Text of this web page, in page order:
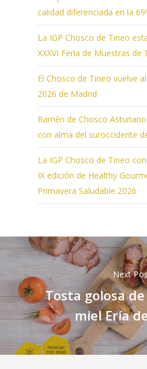
calidad diferenciada en la
La IGP Chosco de Tineo
XXXVI Feria de Muestras de
El Chosco de Tineo vuelve
2026 de Madrid
Ramén de Chosco
con alma del suroccidente
La IGP Chosco de Tineo
IX edición de Healthy
Primavera Saludable 2026
Next
Tosta golosa
miel Ería